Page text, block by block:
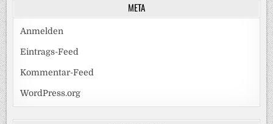
META
Anmelden
Eintrags-Feed
Kommentar-Feed
WordPress.org